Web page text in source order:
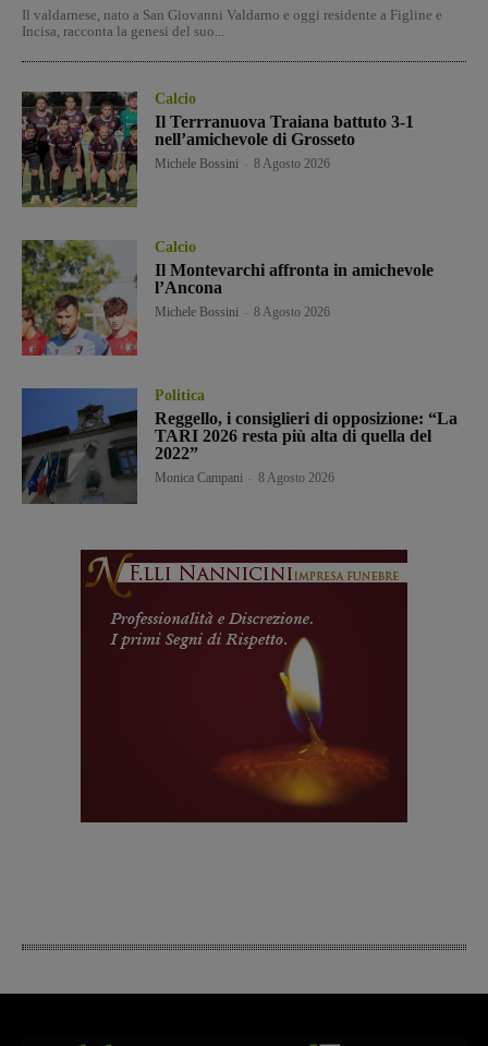
Il valdarnese, nato a San Giovanni Valdarno e oggi residente a Figline e
Incisa, racconta la genesi del suo...
Calcio
Il Terrranuova Traiana battuto 3-1
nell’amichevole di Grosseto
Michele Bossini 8 Agosto 2026
Calcio
Il Montevarchi affronta in amichevole
l’Ancona
Michele Bossini 8 Agosto 2026
Politica
Reggello, i consiglieri di opposizione: “La
TARI 2026 resta più alta di quella del
2022”
Monica Campani 8 Agosto 2026